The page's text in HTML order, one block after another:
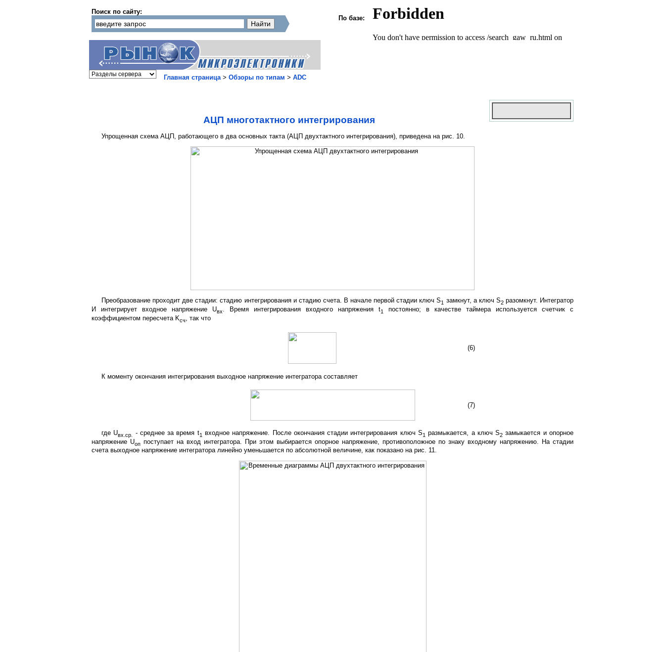
Поиск по сайту:
По базе:
Главная страница> Обзоры по типам > ADC
АЦП многотактного интегрирования
Упрощенная схема АЦП, работающего в два основных такта (АЦП двухтактного интегрирования), приведена на рис. 10.
Преобразование проходит две стадии: стадию интегрирования и стадию счета. В начале первой стадии ключ S1 замкнут, а ключ S2разомкнут. Интегратор
И интегрирует входное напряжение Uвх. Время интегрирования входного напряжения t1
постоянно; в качестве таймера используется счетчик с
коэффициентом пересчета Kсч , так что
(6)
К моменту окончания интегрирования выходное напряжение интегратора составляет
(7)
где Uвх.ср. - среднее за время t1 входное напряжение. После окончания стадии интегрирования ключ S1 размыкается, а ключ S2 замыкается и опорное
напряжение Uоп поступает на вход интегратора. При этом выбирается опорное напряжение, противоположное по знаку входному напряжению. На стадии
счета выходное напряжение интегратора линейно уменьшается по абсолютной величине, как показано на рис. 11.